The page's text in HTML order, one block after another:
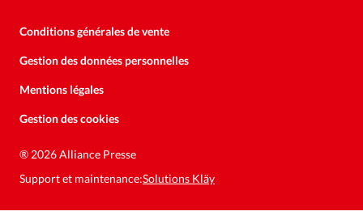
Conditions générales de vente
Gestion des données personnelles
Mentions légales
Gestion des cookies
® 2026 Alliance Presse
Support et maintenance:Solutions Kläy